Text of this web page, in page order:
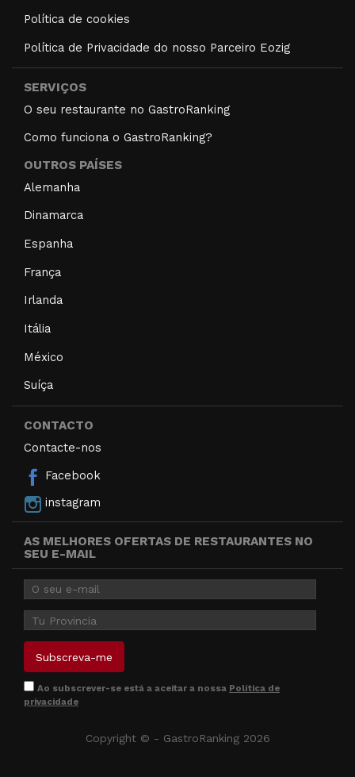
Política de cookies
Política de Privacidade do nosso Parceiro Eozig
SERVIÇOS
O seu restaurante no GastroRanking
Como funciona o GastroRanking?
OUTROS PAÍSES
Alemanha
Dinamarca
Espanha
França
Irlanda
Itália
México
Suíça
CONTACTO
Contacte-nos
Facebook
instagram
AS MELHORES OFERTAS DE RESTAURANTES NO
SEU E-MAIL
Ao subscrever-se está a aceitar a nossa Política de
privacidade
Copyright © - GastroRanking 2026